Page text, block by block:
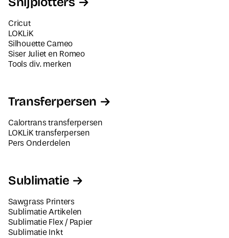
Cricut
LOKLiK
Silhouette Cameo
Siser Juliet en Romeo
Tools div. merken
Transferpersen
Calortrans transferpersen
LOKLiK transferpersen
Pers Onderdelen
Sublimatie
Sawgrass Printers
Sublimatie Artikelen
Sublimatie Flex / Papier
Sublimatie Inkt